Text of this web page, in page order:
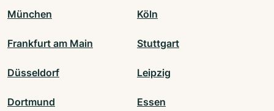
München Köln
Frankfurt am Main Stuttgart
Düsseldorf Leipzig
Dortmund Essen